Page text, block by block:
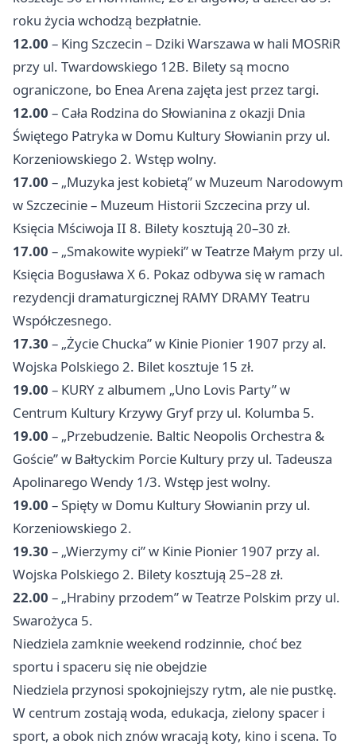
roku życia wchodzą bezpłatnie.
12.00 – King Szczecin – Dziki Warszawa w hali MOSRiR
przy ul. Twardowskiego 12B. Bilety są mocno
ograniczone, bo Enea Arena zajęta jest przez targi.
12.00 – Cała Rodzina do Słowianina z okazji Dnia
Świętego Patryka w Domu Kultury Słowianin przy ul.
Korzeniowskiego 2. Wstęp wolny.
17.00 – „Muzyka jest kobietą” w Muzeum Narodowym
w Szczecinie – Muzeum Historii Szczecina przy ul.
Księcia Mściwoja II 8. Bilety kosztują 20–30 zł.
17.00 – „Smakowite wypieki” w Teatrze Małym przy ul.
Księcia Bogusława X 6. Pokaz odbywa się w ramach
rezydencji dramaturgicznej RAMY DRAMY Teatru
Współczesnego.
17.30 – „Życie Chucka” w Kinie Pionier 1907 przy al.
Wojska Polskiego 2. Bilet kosztuje 15 zł.
19.00 – KURY z albumem „Uno Lovis Party” w
Centrum Kultury Krzywy Gryf przy ul. Kolumba 5.
19.00 – „Przebudzenie. Baltic Neopolis Orchestra &
Goście” w Bałtyckim Porcie Kultury przy ul. Tadeusza
Apolinarego Wendy 1/3. Wstęp jest wolny.
19.00 – Spięty w Domu Kultury Słowianin przy ul.
Korzeniowskiego 2.
19.30 – „Wierzymy ci” w Kinie Pionier 1907 przy al.
Wojska Polskiego 2. Bilety kosztują 25–28 zł.
22.00 – „Hrabiny przodem” w Teatrze Polskim przy ul.
Swarożyca 5.
Niedziela zamknie weekend rodzinnie, choć bez
sportu i spaceru się nie obejdzie
Niedziela przynosi spokojniejszy rytm, ale nie pustkę.
W centrum zostają woda, edukacja, zielony spacer i
sport, a obok nich znów wracają koty, kino i scena. To